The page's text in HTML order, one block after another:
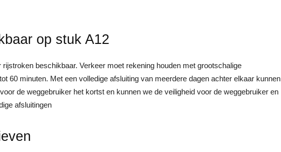
op stuk A12
beschikbaar. Verkeer moet rekening houden met grootschalige
60 minuten. Met een volledige afsluiting van meerdere dagen achter elkaar kunnen
de weggebruiker het kortst en kunnen we de veiligheid voor de weggebruiker en
afsluitingen